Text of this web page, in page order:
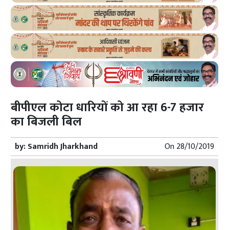
बीपीएल कोटा धारियों को आ रहा 6-7 हजार
का बिजली बिल
by:Samridh Jharkhand On28/10/2019